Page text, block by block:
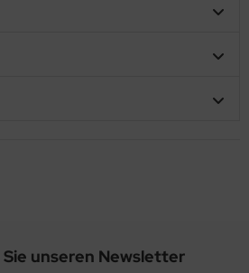
unseren Newsletter